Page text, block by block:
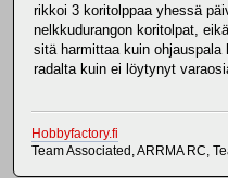
rikkoi 3 koritolppaa yhessä
nelkkudurangon koritolpat,
sitä harmittaa kuin
radalta kuin ei löytynyt
Hobbyfactory.fi
Team Associated, ARRMA RC,